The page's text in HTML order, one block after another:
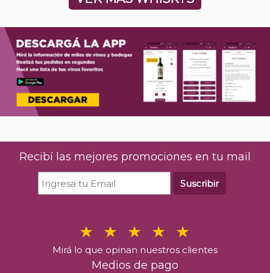
Recibí las mejores promociones en tu mail
Suscribir
Mirá lo que opinan nuestros clientes
Medios de pago